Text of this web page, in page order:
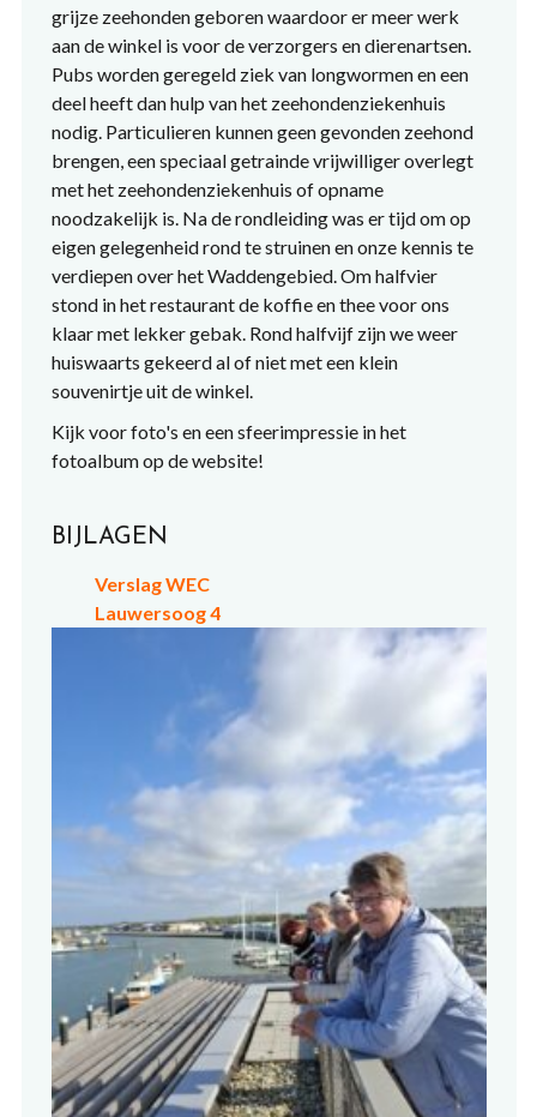
grijze zeehonden geboren waardoor er meer werk
aan de winkel is voor de verzorgers en dierenartsen.
Pubs worden geregeld ziek van longwormen en een
deel heeft dan hulp van het zeehondenziekenhuis
nodig. Particulieren kunnen geen gevonden zeehond
brengen, een speciaal getrainde vrijwilliger overlegt
met het zeehondenziekenhuis of opname
noodzakelijk is. Na de rondleiding was er tijd om op
eigen gelegenheid rond te struinen en onze kennis te
verdiepen over het Waddengebied. Om halfvier
stond in het restaurant de koffie en thee voor ons
klaar met lekker gebak. Rond halfvijf zijn we weer
huiswaarts gekeerd al of niet met een klein
souvenirtje uit de winkel.
Kijk voor foto's en een sfeerimpressie in het
fotoalbum op de website!
BIJLAGEN
Verslag WEC
Lauwersoog 4